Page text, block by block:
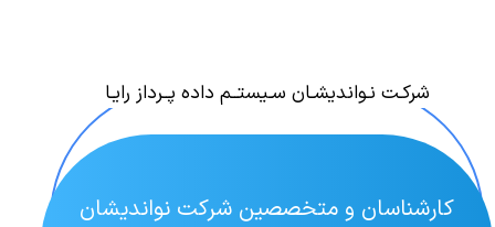
شرکـت نـواندیشـان سـیستــم داده پــرداز رایـا
کارشناسان و متخصصین شرکت نواندیشان